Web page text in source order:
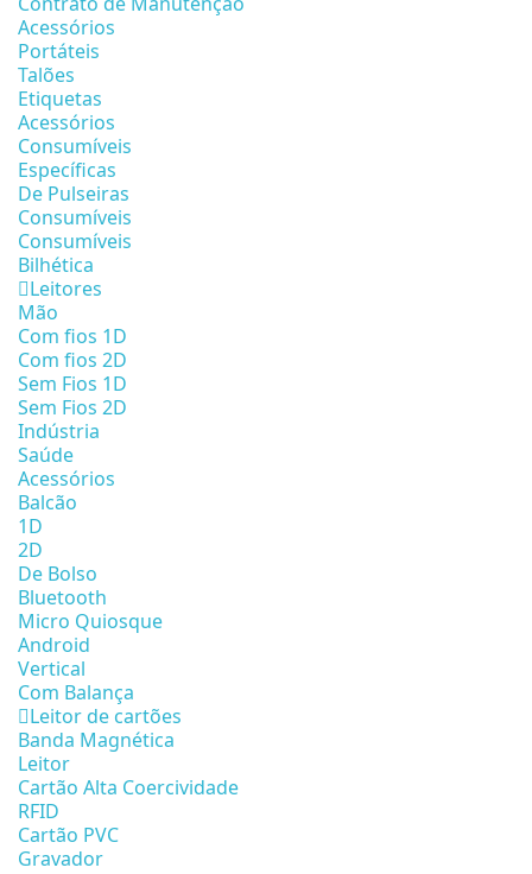
Acessórios
Portáteis
Talões
Etiquetas
Acessórios
Consumíveis
Específicas
De Pulseiras
Consumíveis
Consumíveis
Bilhética
Leitores
Mão
Com fios 1D
Com fios 2D
Sem Fios 1D
Sem Fios 2D
Indústria
Saúde
Acessórios
Balcão
1D
2D
De Bolso
Bluetooth
Micro Quiosque
Android
Vertical
Com Balança
Leitor de cartões
Banda Magnética
Leitor
Cartão Alta Coercividade
RFID
Cartão PVC
Gravador